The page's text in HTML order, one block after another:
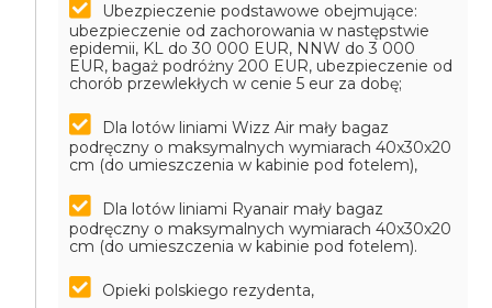
Ubezpieczenie podstawowe obejmujące:
ubezpieczenie od zachorowania w następstwie
epidemii, KL do 30 000 EUR, NNW do 3 000
EUR, bagaż podróżny 200 EUR, ubezpieczenie od
chorób przewlekłych w cenie 5 eur za dobę;
Dla lotów liniami Wizz Air mały bagaz
podręczny o maksymalnych wymiarach 40x30x20
cm (do umieszczenia w kabinie pod fotelem),
Dla lotów liniami Ryanair mały bagaz
podręczny o maksymalnych wymiarach 40x30x20
cm (do umieszczenia w kabinie pod fotelem).
Opieki polskiego rezydenta,